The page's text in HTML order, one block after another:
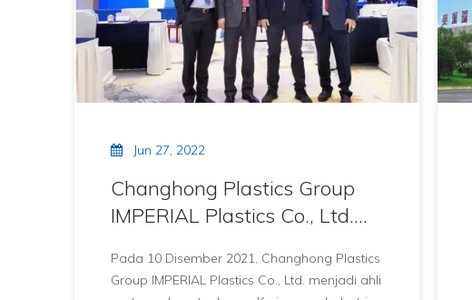
Jun 27, 2022
Changhong Plastics Group
IMPERIAL Plastics Co., Ltd.
Jawatankuasa Kerjasama
Pada 10 Disember 2021, Changhong Plastics
Group IMPERIAL Plastics Co., Ltd. menjadi ahli